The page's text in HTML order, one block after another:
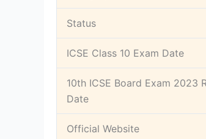
Status
ICSE Class 10 Exam Date
10th ICSE Board Exam 2023
Date
Official Website